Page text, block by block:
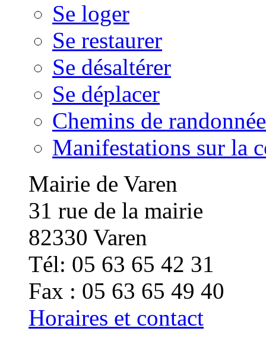
Se loger
Se restaurer
Se désaltérer
Se déplacer
Chemins de randonnée
Manifestations sur la
Mairie de Varen
31 rue de la mairie
82330 Varen
Tél: 05 63 65 42 31
Fax : 05 63 65 49 40
Horaires et contact